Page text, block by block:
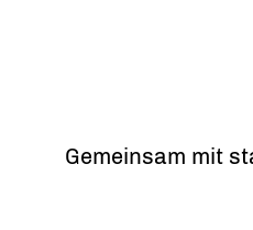
Gemeinsam mit